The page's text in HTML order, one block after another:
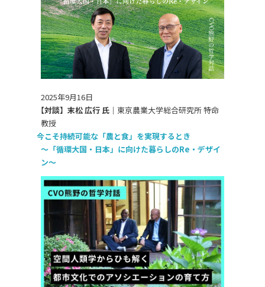
2025年9月16日
【対談】末松 広行 氏｜ 東京農業大学総合研究所 特命
教授
今こそ持続可能な「農と食」を実現するとき
〜「循環大国・日本」に向けた暮らしのRe・デザイ
ン〜